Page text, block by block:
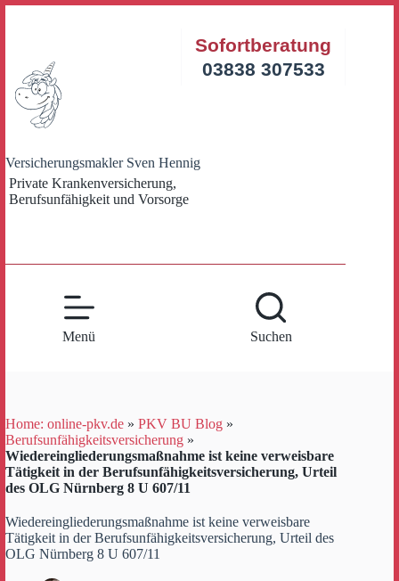
Versicherungsmakler Sven Hennig
Private Krankenversicherung,
Berufsunfähigkeit und Vorsorge
Sofortberatung
03838 307533
Menü Suchen
Home: online-pkv.de » PKV BU Blog »
Berufsunfähigkeitsversicherung »
Wiedereingliederungsmaßnahme ist keine verweisbare
Tätigkeit in der Berufsunfähigkeitsversicherung, Urteil
des OLG Nürnberg 8 U 607/11
Wiedereingliederungsmaßnahme ist keine verweisbare
Tätigkeit in der Berufsunfähigkeitsversicherung, Urteil des
OLG Nürnberg 8 U 607/11